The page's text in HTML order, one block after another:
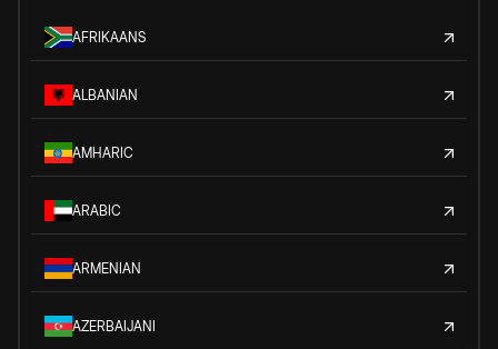
AFRIKAANS
ALBANIAN
AMHARIC
ARABIC
ARMENIAN
AZERBAIJANI